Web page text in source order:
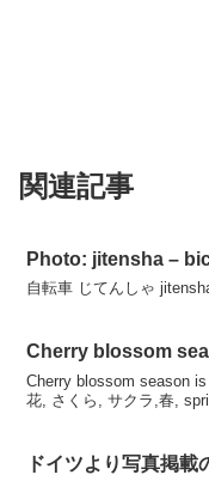
関連記事
Photo: jitensha –
自転車 じてんしゃ
Cherry blossom
Cherry blossom season
花, さくら, サクラ,春,
ドイツより写真掲載